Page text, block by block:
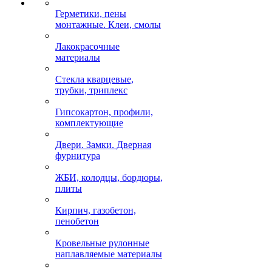
Герметики, пены
монтажные. Клеи, смолы
Лакокрасочные
материалы
Стекла кварцевые,
трубки, триплекс
Гипсокартон, профили,
комплектующие
Двери. Замки. Дверная
фурнитура
ЖБИ, колодцы, бордюры,
плиты
Кирпич, газобетон,
пенобетон
Кровельные рулонные
наплавляемые материалы